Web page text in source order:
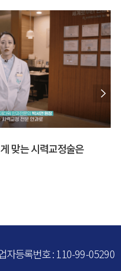
내장 수술 방법 총정리
자등록번호 : 110-99-05290